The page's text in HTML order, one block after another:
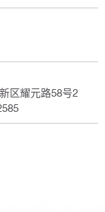
区耀元路58号2